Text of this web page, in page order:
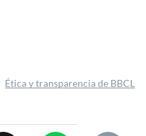
Ética y transparencia de BBCL